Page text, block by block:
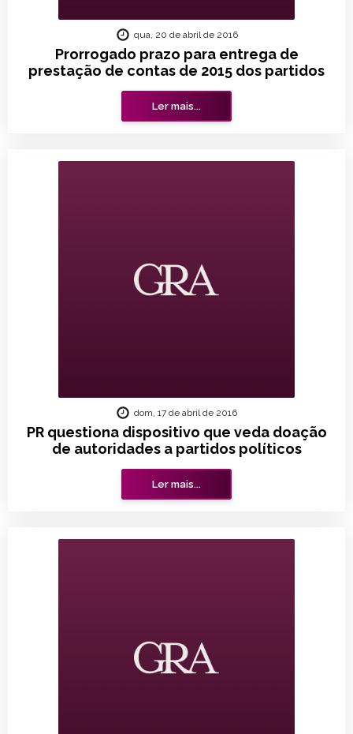
Prorrogado prazo para entrega de
prestação de contas de 2015 dos partidos
qua, 20 de abril de 2016
Ler mais...
PR questiona dispositivo que veda doação
de autoridades a partidos políticos
dom, 17 de abril de 2016
Ler mais...